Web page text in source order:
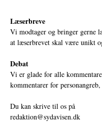
Læserbreve
Vi modtager og bringer gerne
at læserbrevet skal være unikt
Debat
Vi er glade for alle
kommentarer for
Du kan skrive til os på
redaktion@sydavisen.dk